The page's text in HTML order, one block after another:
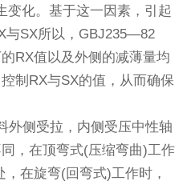
变化。基于这一因素，引起
与SX所以，GBJ235—82
RX值以及外侧的减薄量均
制RX与SX的值，从而确保
外侧受拉，内侧受压中性轴
，在顶弯式(压缩弯曲)工作
在旋弯(回弯式)工作时，